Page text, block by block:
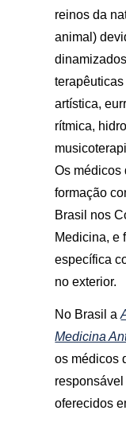
reinos da
animal)
artística,
rítmica,
Os médicos
formação
Brasil nos
Medicina, e
específica
no exterior.
No Brasil a
Medicina
os médicos
oferecidos